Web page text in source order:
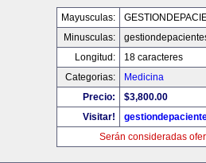
Mayusculas:
Minusculas:
Longitud:
18 caracteres
Categorias:
Medicina
Precio:
$3,800.00
Visitar!
Serán consideradas